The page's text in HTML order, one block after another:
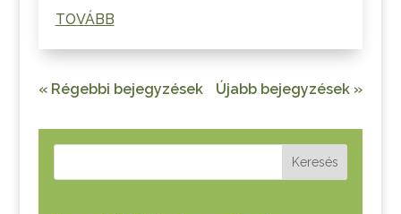
TOVÁBB
« Régebbi bejegyzések Újabb bejegyzések »
Keresés